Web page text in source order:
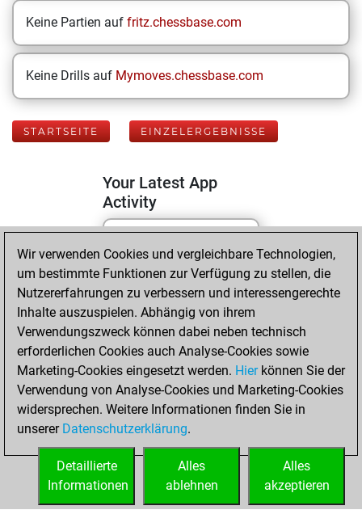
Keine Partien auf fritz.chessbase.com
Keine Drills auf Mymoves.chessbase.com
STARTSEITE EINZELERGEBNISSE
Your Latest App
Activity
Samstag, Juli 4,
2026
You totalled 2
tactics positions
Tactics
You
solved 1 tactics
positions
You achieved
tactics positions
Wir verwenden Cookies und vergleichbare Technologien,
um bestimmte Funktionen zur Verfügung zu stellen, die
Nutzererfahrungen zu verbessern und interessengerechte
Inhalte auszuspielen. Abhängig von ihrem
Verwendungszweck können dabei neben technisch
erforderlichen Cookies auch Analyse-Cookies sowie
Marketing-Cookies eingesetzt werden. Hierkönnen Sie der
Verwendung von Analyse-Cookies und Marketing-Cookies
widersprechen. Weitere Informationen finden Sie in
unserer Datenschutzerklärung.
Alles
akzeptieren
Alles
ablehnen
Detaillierte
Informationen